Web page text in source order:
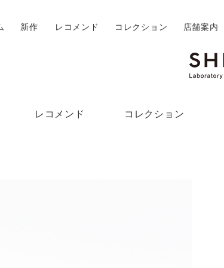
レコメンド コレクション
新作 レコメンド コレクション 店舗案内